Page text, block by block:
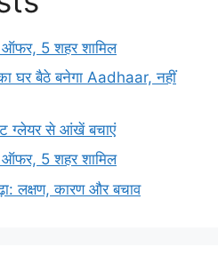
ऑफर, 5 शहर शामिल
घर बैठे बनेगा Aadhaar, नहीं
ग्लेयर से आंखें बचाएं
ऑफर, 5 शहर शामिल
लक्षण, कारण और बचाव